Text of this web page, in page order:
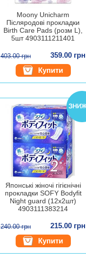
Moony Unicharm
Післяродові прокладки
Birth Care Pads (розм L),
5шт 4903111211401
403.00 грн
359.00 грн
Купити
Японські жіночі гігієнічні
прокладки SOFY Bodyfit
Night guard (12x2шт)
4903111383214
240.00 грн
215.00 грн
Купити